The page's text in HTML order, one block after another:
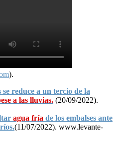
).
se reduce a un tercio de la
a las lluvias. (20/09/2022).
agua fría de los embalses ante
(11/07/2022). www.levante-